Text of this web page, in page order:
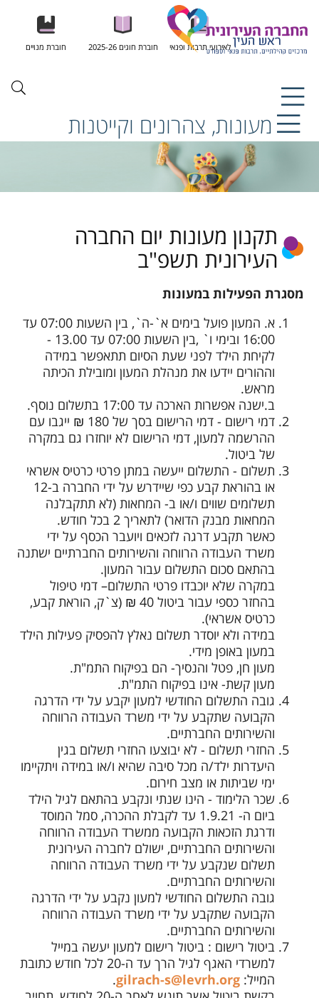
לאירועי תרבות ופנאי חוברת חוגים 2025-26 חוברת מנויים
מעונות, צהרונים וקייטנות
תקנון מעונות יום החברה
העירונית תשפ"ב
מסגרת הפעילות במעונות
א. המעון פועל בימים א`-ה`, בין השעות 07:00 עד
16:00 ובימי ו` ,בין השעות 07:00 עד 13.00 -
לקיחת הילד לפני שעת הסיום תתאפשר במידה
וההורים יידעו את מנהלת המעון ומובילת הכיתה
מראש.
ב.ישנה אפשרות הארכה עד 17:00 בתשלום נוסף.
דמי רישום - דמי הרישום בסך של 180 ₪ ייגבו עם
ההרשמה למעון, דמי הרישום לא יוחזרו גם במקרה
של ביטול.
תשלום - התשלום ייעשה במתן פרטי כרטיס אשראי
או בהוראת קבע כפי שיידרש על ידי החברה ב-12
תשלומים שווים ו/או ב- המחאות (לא תתקבלנה
המחאות מבנק הדואר) לתאריך 2 בכל חודש.
כאשר תקבע דרגה לזכאים ויועבר הכסף על ידי
משרד העבודה הרווחה והשירותים החברתיים ישתנה
בהתאם סכום התשלום עבור המעון.
במקרה שלא יוכבדו פרטי התשלום– דמי טיפול
בהחזר כספי עבור ביטול 40 ₪ (צ`ק, הוראת קבע,
כרטיס אשראי).
במידה ולא יוסדר תשלום נאלץ להפסיק פעילות הילד
במעון באופן מידי.
מעון חן, פטל והנסיך- הם בפיקוח התמ"ת.
מעון קשת- אינו בפיקוח התמ"ת.
גובה התשלום החודשי למעון יקבע על ידי הדרגה
הקבועה שתקבע על ידי משרד העבודה הרווחה
והשירותים החברתיים.
החזרי תשלום - לא יבוצעו החזרי תשלום בגין
היעדרות ילד/ה מכל סיבה שהיא ו/או במידה ויתקיימו
ימי שביתות או מצב חירום.
שכר הלימוד - הינו שנתי ונקבע בהתאם לגיל הילד
ביום ה- 1.9.21 עד לקבלת ההכרה, סמל המוסד
ודרגת הזכאות הקבועה ממשרד העבודה הרווחה
והשירותים החברתיים, ישולם לחברה העירונית
תשלום שנקבע על ידי משרד העבודה הרווחה
והשירותים החברתיים.
גובה התשלום החודשי למעון נקבע על ידי הדרגה
הקבועה שתקבע על ידי משרד העבודה הרווחה
והשירותים החברתיים.
ביטול רישום : ביטול רישום למעון יעשה במייל
למשרדי האגף לגיל הרך עד ה-20 לכל חודש כתובת
המייל:gilrach-s@levrh.org
.